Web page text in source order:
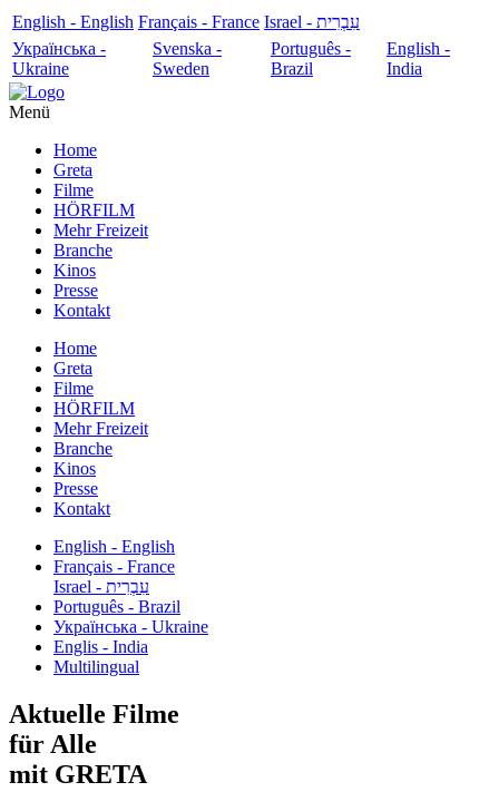
English - English Français - France
עִבְרִית - Israel
Українська -
Ukraine
Svenska -
Sweden
Português -
Brazil
English -
India
Menü
Home
Greta
Filme
HÖRFILM
Mehr Freizeit
Branche
Kinos
Presse
Kontakt
Home
Greta
Filme
HÖRFILM
Mehr Freizeit
Branche
Kinos
Presse
Kontakt
English - English
Français - France
עִבְרִית - Israel
Português - Brazil
Українська - Ukraine
Englis - India
Multilingual
Aktuelle Filme
für Alle
mit GRETA